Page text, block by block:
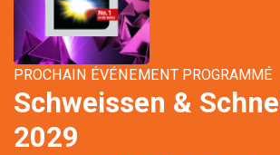
PROCHAIN ÉVÉNEMENT PROGRAMMÉ
Schweissen &
2029